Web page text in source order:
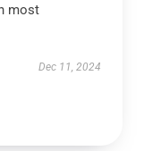
most
Dec 11, 2024